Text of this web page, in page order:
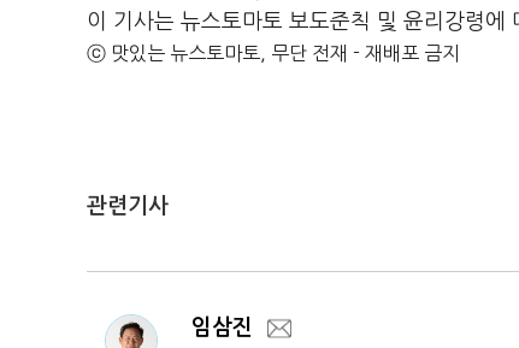
이 기사는 뉴스토마토 보도준칙 및 윤리강령에
ⓒ 맛있는 뉴스토마토, 무단 전재 - 재배포 금지
관련기사
임삼진